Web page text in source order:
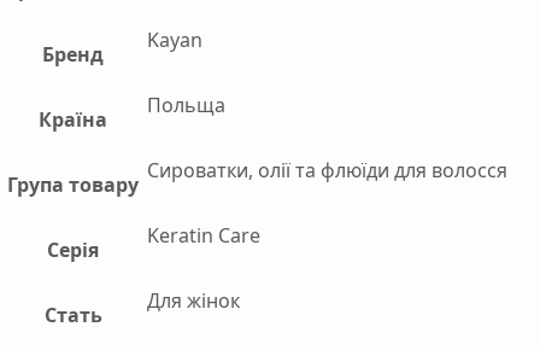
Бренд
Kayan
Країна
Польща
Група товару
Сироватки, олії та флюїди для волосся
Серія
Keratin Care
Стать
Для жінок